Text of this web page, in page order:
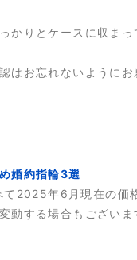
かりとケースに収まっ
はお忘れないように
婚約指輪3選
2025年6月現在の価
動する場合もございま